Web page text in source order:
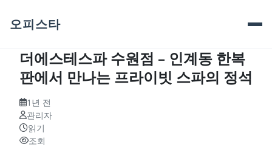
오피스타
더에스테스파 수원점 – 인계동 한복
판에서 만나는 프라이빗 스파의 정석
1년 전
관리자
읽기
조회